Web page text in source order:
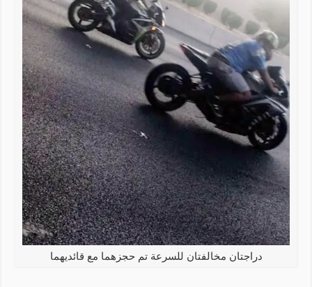
دراجتان مخالفتان للسرعة تم حجزهما مع قائديهما